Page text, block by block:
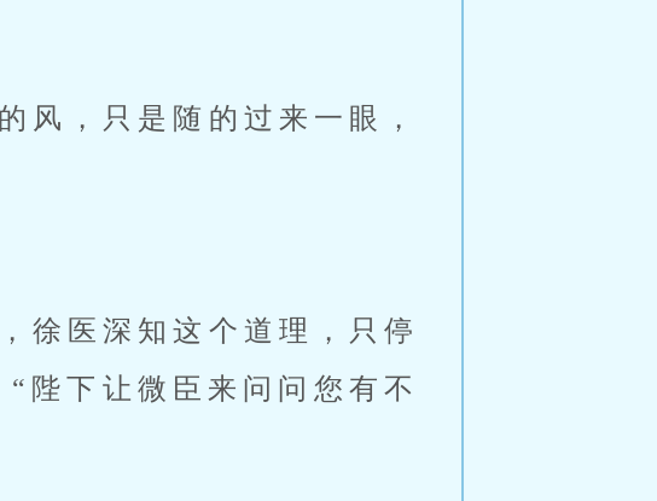
风，只是随的过来一眼，
徐医深知这个道理，只停
陛下让微臣来问问您有不